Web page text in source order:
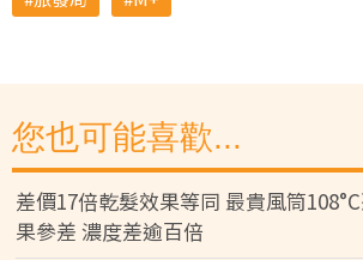
您也可能喜歡...
差價17倍乾髮效果等同 最貴風筒
果參差 濃度差逾百倍